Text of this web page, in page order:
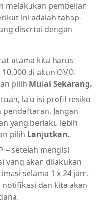
melakukan pembelian
ini adalah tahap-
disertai dengan
utama kita harus
di akun OVO.
pilih Mulai Sekarang.
lalu isi profil resiko
Jangan
yang berlaku lebih
pilih Lanjutkan.
– setelah mengisi
yang akan dilakukan
selama 1 x 24 jam.
dan kita akan